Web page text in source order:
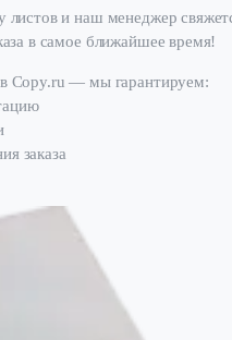
листов и наш менеджер
в самое ближайшее время!
Copy.ru — мы гарантируем:
заказа